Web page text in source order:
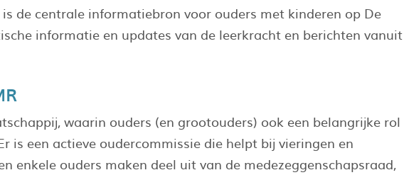
de centrale informatiebron voor ouders met kinderen op De
informatie en updates van de leerkracht en berichten vanuit
waarin ouders (en grootouders) ook een belangrijke rol
is een actieve oudercommissie die helpt bij vieringen en
enkele ouders maken deel uit van de medezeggenschapsraad,